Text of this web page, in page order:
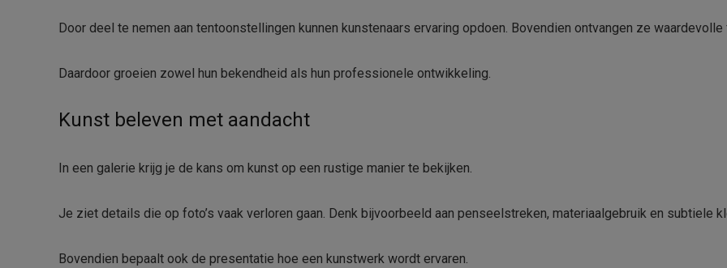
Door deel te nemen aan tentoonstellingen kunnen kunstenaars ervaring opdoen. Bovendien ontvangen ze
Daardoor groeien zowel hun bekendheid als hun professionele ontwikkeling.
Kunst beleven met aandacht
In een galerie krijg je de kans om kunst op een rustige manier te bekijken.
Je ziet details die op foto’s vaak verloren gaan. Denk bijvoorbeeld aan penseelstreken, materiaalgebruik en subtiele
Bovendien bepaalt ook de presentatie hoe een kunstwerk wordt ervaren.